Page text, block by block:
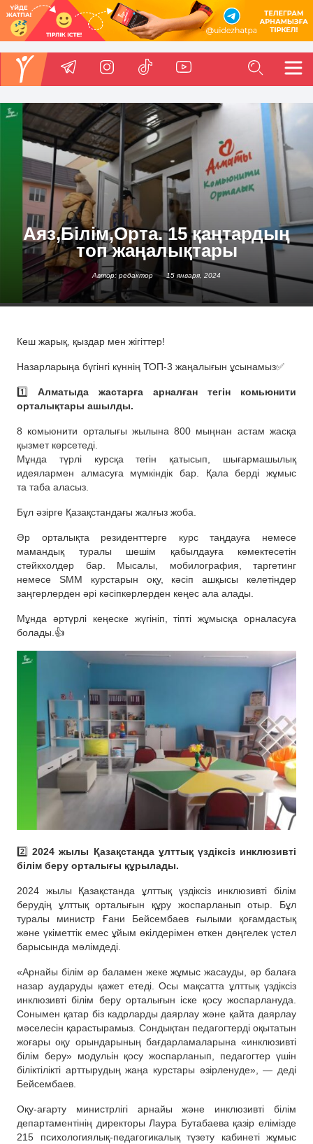
Аяз,Білім,Орта. 15 қаңтардың
топ жаңалықтары
Автор: редактор 15 января, 2024
Кеш жарық, қыздар мен жігіттер!
Назарларыңа бүгінгі күннің ТОП-3 жаңалығын ұсынамыз✅
1️⃣ Алматыда жастарға арналған тегін комьюнити
орталықтары ашылды.
8 комьюнити орталығы жылына 800 мыңнан астам жасқа
қызмет көрсетеді.
Мұнда түрлі курсқа тегін қатысып, шығармашылық
идеялармен алмасуға мүмкіндік бар. Қала берді жұмыс
та таба аласыз.
Бұл әзірге Қазақстандағы жалғыз жоба.
Әр орталықта резиденттерге курс таңдауға немесе
мамандық туралы шешім қабылдауға көмектесетін
стейкхолдер бар. Мысалы, мобилография, таргетинг
немесе SMM курстарын оқу, кәсіп ашқысы келетіндер
заңгерлерден әрі кәсіпкерлерден кеңес ала алады.
Мұнда әртүрлі кеңеске жүгініп, тіпті жұмысқа орналасуға
болады.👍
2️⃣2024 жылы Қазақстанда ұлттық үздіксіз инклюзивті
білім беру орталығы құрылады.
2024 жылы Қазақстанда ұлттық үздіксіз инклюзивті білім
берудің ұлттық орталығын құру жоспарланып отыр. Бұл
туралы министр Ғани Бейсембаев ғылыми қоғамдастық
және үкіметтік емес ұйым өкілдерімен өткен дөңгелек үстел
барысында мәлімдеді.
«Арнайы білім әр баламен жеке жұмыс жасауды, әр балаға
назар аударуды қажет етеді. Осы мақсатта ұлттық үздіксіз
инклюзивті білім беру орталығын іске қосу жоспарлануда.
Сонымен қатар біз кадрларды даярлау және қайта даярлау
мәселесін қарастырамыз. Сондықтан педагогтерді оқытатын
жоғары оқу орындарының бағдарламаларына «инклюзивті
білім беру» модульін қосу жоспарланып, педагогтер үшін
біліктілікті арттырудың жаңа курстары әзірленуде», — деді
Бейсембаев.
Оқу-ағарту министрлігі арнайы және инклюзивті білім
департаментінің директоры Лаура Бутабаева қазір елімізде
215 психологиялық-педагогикалық түзету кабинеті жұмыс